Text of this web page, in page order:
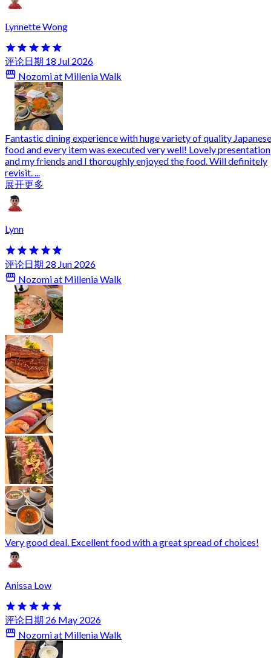
Lynnette Wong
评论日期 18 Jul 2026
Nozomi at Millenia Walk
Fantastic dining experience with huge variety of quality Japanese
food and every item was executed very well! Lovely presentation
and my friends and I thoroughly enjoyed the food. Will definitely
revisit. ...
展开更多
Lynn
评论日期 28 Jun 2026
Nozomi at Millenia Walk
Very good deal. Excellent food with a great spread of choices!
Anissa Low
评论日期 26 May 2026
Nozomi at Millenia Walk